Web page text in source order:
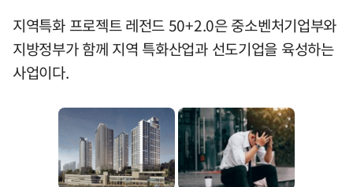
지역특화 프로젝트 레전드 50+2.0은 중소벤처기업부와
지방정부가 함께 지역 특화산업과 선도기업을 육성하는
사업이다.